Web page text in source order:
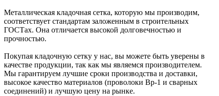
Металлическая кладочная сетка, которую мы производим,
соответствует стандартам заложенным в строительных
ГОСТах. Она отличается высокой долговечностью и
прочностью.
Покупая кладочную сетку у нас, вы можете быть уверены в
качестве продукции, так как мы являемся производителем.
Мы гарантируем лучшие сроки производства и доставки,
высокое качество материалов (проволоки Вр-1 и сварных
соединений) и лучшую цену на рынке.